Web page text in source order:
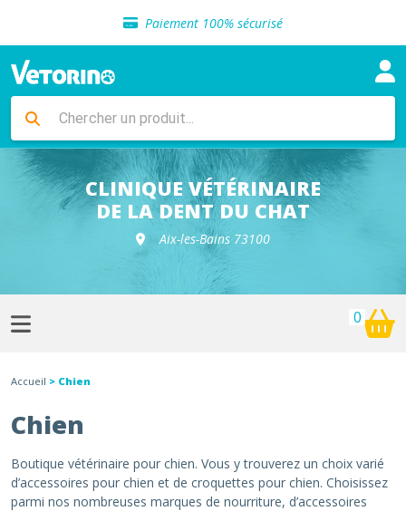
Paiement 100% sécurisé
Livraison gratuite en clinique vétérinaire
Sélection de croquettes vétérinaire
Livraison gratuite en clinique vétérinaire
Retour gratuit en clinique
Sélection de croquettes vétérinaire
CLINIQUE VÉTÉRINAIRE
DE LA DENT DU CHAT
Aix-les-Bains 73100
0
Accueil > Chien
Chien
Boutique vétérinaire pour chien. Vous y trouverez un choix varié
d’accessoires pour chien et de croquettes pour chien. Choisissez
parmi nos nombreuses marques de nourriture, d’accessoires